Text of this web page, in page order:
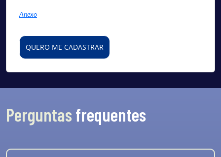
Anexo
QUERO ME CADASTRAR
Perguntas frequentes